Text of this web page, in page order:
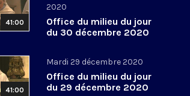
41:00
2020
Office du milieu du jour
du 30 décembre 2020
41:00
Mardi 29 décembre 2020
Office du milieu du jour
du 29 décembre 2020